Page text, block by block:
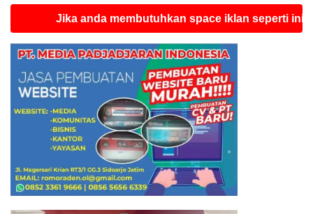
Jika anda membutuhkan space iklan seperti ini silahkan